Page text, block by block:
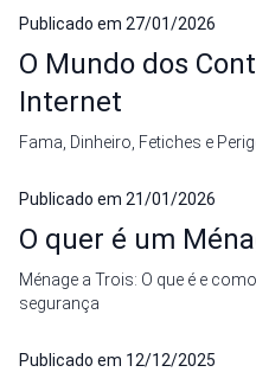
Publicado em 27/01/2026
O Mundo dos
Internet
Fama, Dinheiro, Fetiches e
Publicado em 21/01/2026
O quer é um
Ménage a Trois: O que é e
segurança
Publicado em 12/12/2025